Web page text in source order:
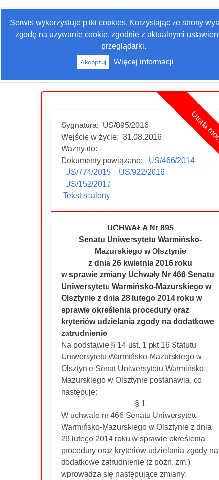
Serwis wykorzystuje pliki cookies. Korzystając ze strony
zgodę na używanie cookie, zgodnie z aktualnymi
przeglądarki.
Akceptuj Więcej informacji
Szukaj
Utrata
Sygnatura: US/895/2016
Wejście w życie: 31.08.2016
Ważny do: -
Dokumenty powiązane:
US/466/2014
US/774/2015
US/922/2016
US/152/2017
Tekst scalony
UCHWAŁA Nr 895
Senatu Uniwersytetu Warmińsko-
Mazurskiego w Olsztynie
z dnia 26 kwietnia 2016 roku
w sprawie zmiany Uchwały Nr 466 Senatu
Uniwersytetu Warmińsko-Mazurskiego w
Olsztynie z dnia 28 lutego 2014 roku w
sprawie określenia procedury oraz
kryteriów udzielania zgody na dodatkowe
zatrudnienie
Na podstawie § 14 ust. 1 pkt 16 Statutu
Uniwersytetu Warmińsko-Mazurskiego w
Olsztynie Senat Uniwersytetu Warmińsko-
Mazurskiego w Olsztynie postanawia, co
następuje:
§ 1
W uchwale nr 466 Senatu Uniwersytetu
Warmińsko-Mazurskiego w Olsztynie z dnia
28 lutego 2014 roku w sprawie określenia
procedury oraz kryteriów udzielania zgody na
dodatkowe zatrudnienie (z późn. zm.)
wprowadza się następujące zmiany: